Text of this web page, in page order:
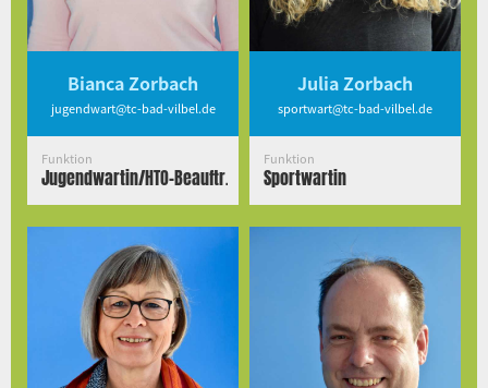
Bianca Zorbach
jugendwart@tc-bad-vilbel.de
Funktion
Jugendwartin/HTO-Beauftr.
Julia Zorbach
sportwart@tc-bad-vilbel.de
Funktion
Sportwartin